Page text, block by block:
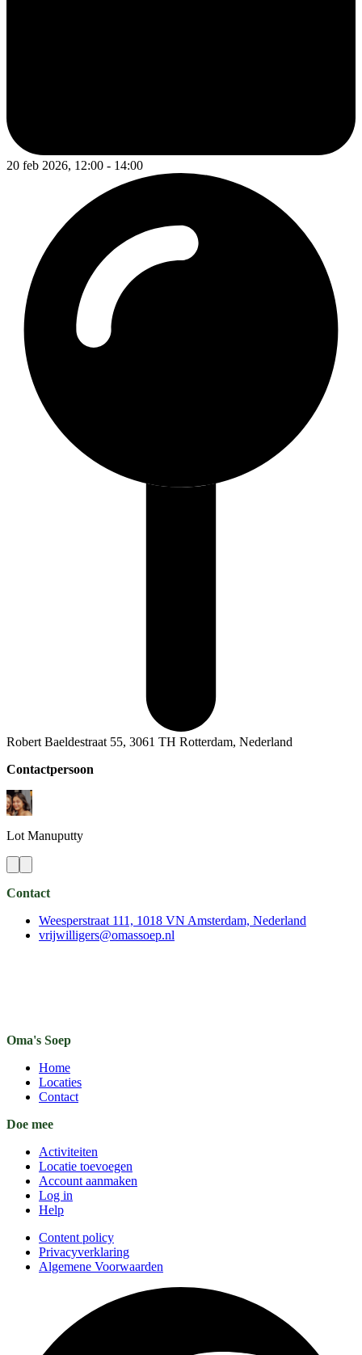
20 feb 2026, 12:00 - 14:00
Robert Baeldestraat 55, 3061 TH Rotterdam, Nederland
Contactpersoon
Lot Manuputty
Contact
Weesperstraat 111, 1018 VN Amsterdam, Nederland
vrijwilligers@omassoep.nl
Oma's Soep
Home
Locaties
Contact
Doe mee
Activiteiten
Locatie toevoegen
Account aanmaken
Log in
Help
Content policy
Privacyverklaring
Algemene Voorwaarden